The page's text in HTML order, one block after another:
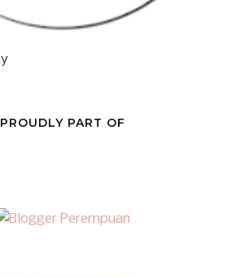
PROUDLY PART OF